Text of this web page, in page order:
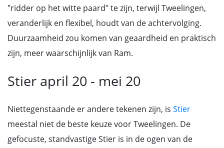
"ridder op het witte paard" te zijn, terwijl Tweelingen,
veranderlijk en flexibel, houdt van de achtervolging.
Duurzaamheid zou komen van geaardheid en praktisch
zijn, meer waarschijnlijk van Ram.
Stier april 20 - mei 20
Niettegenstaande er andere tekenen zijn, is Stier
meestal niet de beste keuze voor Tweelingen. De
gefocuste, standvastige Stier is in de ogen van de